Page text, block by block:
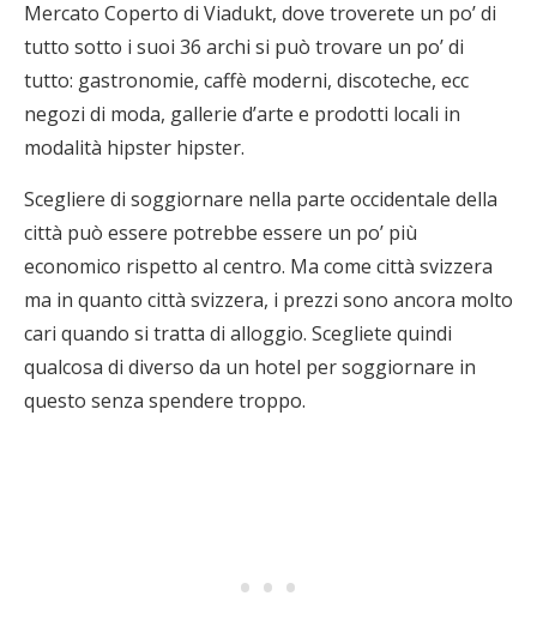
Mercato Coperto di Viadukt, dove troverete un po’ di
tutto sotto i suoi 36 archi si può trovare un po’ di
tutto: gastronomie, caffè moderni, discoteche, ecc
negozi di moda, gallerie d’arte e prodotti locali in
modalità hipster hipster.
Scegliere di soggiornare nella parte occidentale della
città può essere potrebbe essere un po’ più
economico rispetto al centro. Ma come città svizzera
ma in quanto città svizzera, i prezzi sono ancora molto
cari quando si tratta di alloggio. Scegliete quindi
qualcosa di diverso da un hotel per soggiornare in
questo senza spendere troppo.